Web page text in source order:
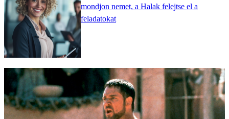
mondjon nemet, a Halak felejtse el a
feladatokat